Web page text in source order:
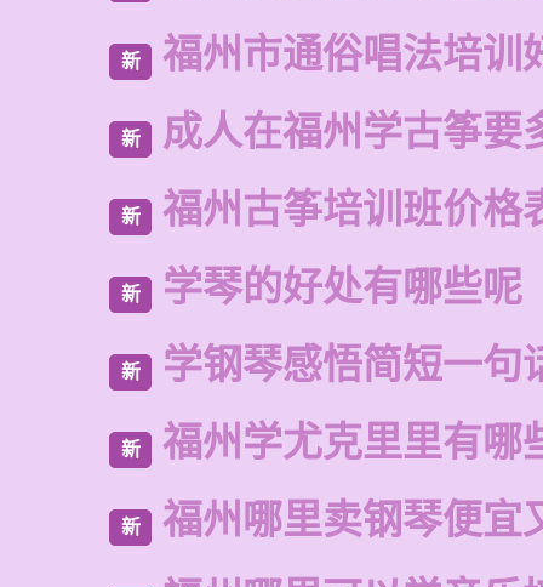
新 福州市通俗唱法培训
新 成人在福州学古筝要
新 福州古筝培训班价格
新 学琴的好处有哪些呢
新 学钢琴感悟简短一句
新 福州学尤克里里有哪
新 福州哪里卖钢琴便宜